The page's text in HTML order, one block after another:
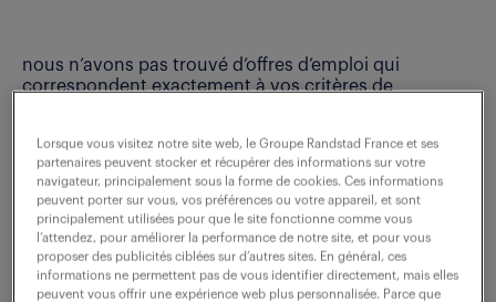
nous n’avons pas trouvé d’offres d’emploi qui
correspondent exactement à vos critères de
ne ratez aucune
opportunité.
Lorsque vous visitez notre site web, le Groupe Randstad France et ses
partenaires peuvent stocker et récupérer des informations sur votre
navigateur, principalement sous la forme de cookies. Ces informations
peuvent porter sur vous, vos préférences ou votre appareil, et sont
principalement utilisées pour que le site fonctionne comme vous
l’attendez, pour améliorer la performance de notre site, et pour vous
proposer des publicités ciblées sur d’autres sites. En général, ces
informations ne permettent pas de vous identifier directement, mais elles
peuvent vous offrir une expérience web plus personnalisée. Parce que